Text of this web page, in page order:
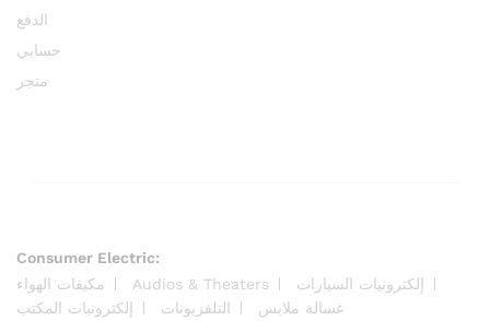
الدفع
حسابي
متجر
Consumer Electric:
مكيفات الهواء
Audios & Theaters
إلكترونيات السيارات
إلكترونيات المكتب
التلفزيونات غسالة ملابس